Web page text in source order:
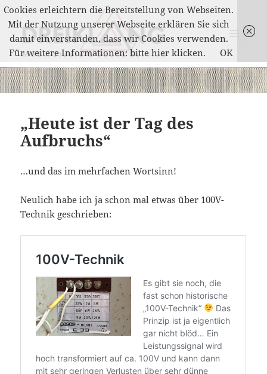
DREIKLANG
MENÜ
UND
WIDGETS
„Heute ist der Tag des
Aufbruchs“
…und das im mehrfachen Wortsinn!
Neulich habe ich ja schon mal etwas über 100V-
Technik geschrieben:
Cookies erleichtern die Bereitstellung von Webseiten.
Mit der Nutzung unserer Webseite erklären Sie sich
damit einverstanden, dass wir Cookies verwenden.
Für weitere Informationen: bitte hier klicken.
OK